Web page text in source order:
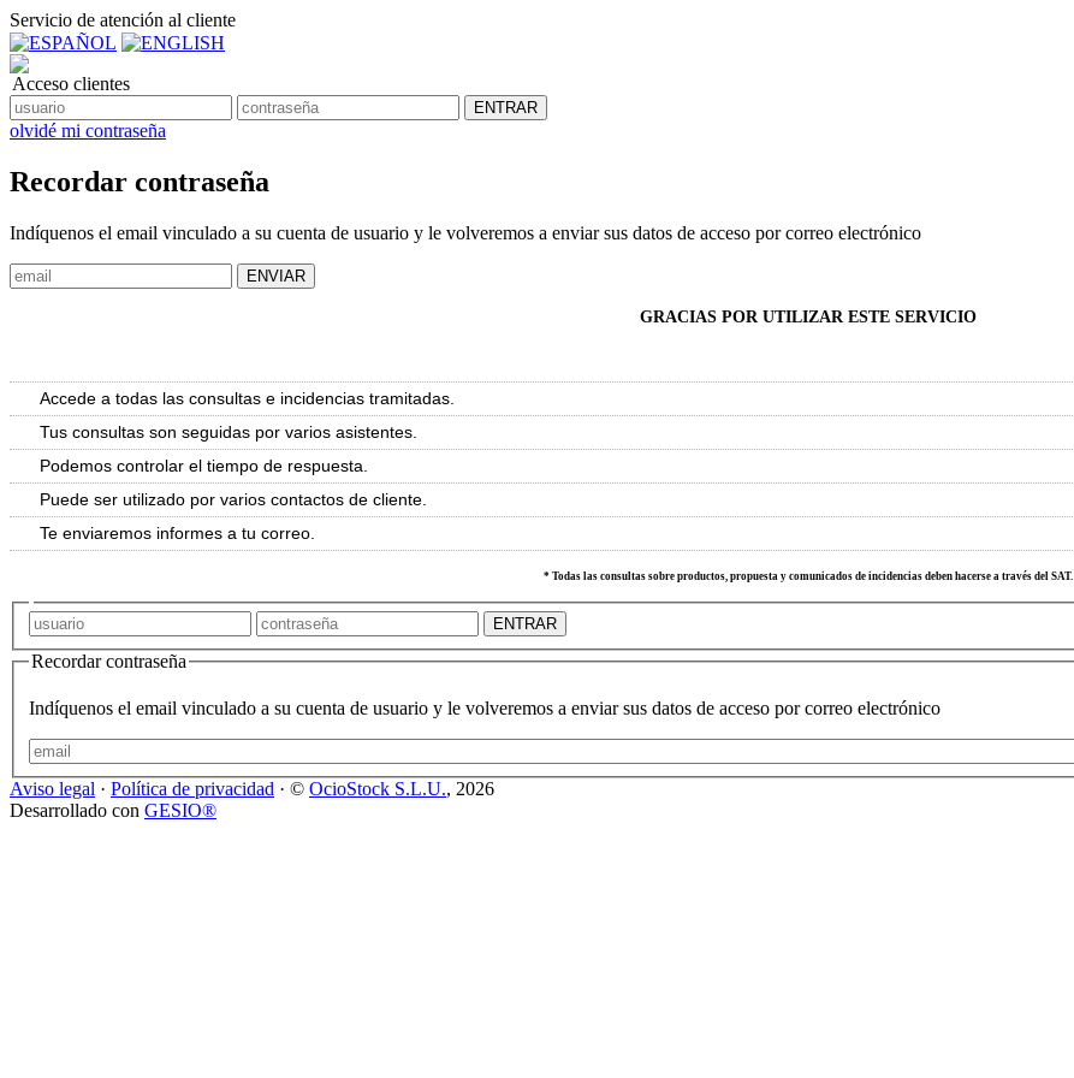
Servicio de atención al cliente
Acceso clientes
olvidé mi contraseña
Recordar contraseña
Indíquenos el email vinculado a su cuenta de usuario y le volveremos a enviar sus datos de acceso por correo electrónico
GRACIAS POR UTILIZAR ESTE SERVICIO
Accede a todas las consultas e incidencias tramitadas.
Tus consultas son seguidas por varios asistentes.
Podemos controlar el tiempo de respuesta.
Puede ser utilizado por varios contactos de cliente.
Te enviaremos informes a tu correo.
* Todas las consultas sobre productos, propuesta y comunicados de incidencias deben hacerse a través del SAT.
Recordar contraseña
Indíquenos el email vinculado a su cuenta de usuario y le volveremos a enviar sus datos de acceso por correo electrónico
Aviso legal · Política de privacidad · © OcioStock S.L.U., 2026
Desarrollado con GESIO®